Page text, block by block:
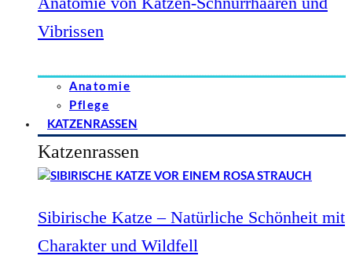
Vibrissen
Anatomie
Pflege
KATZENRASSEN
Katzenrassen
Sibirische Katze – Natürliche Schönheit mit
Charakter und Wildfell